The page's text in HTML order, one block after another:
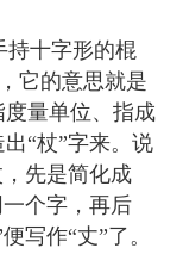
持十字形的棍
它的意思就是
度量单位、指成
“杖”字来。说
，先是简化成
一个字，再后
写作“丈”了。